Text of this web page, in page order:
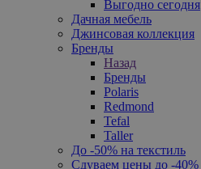
Выгодно сегодня
Дачная мебель
Джинсовая коллекция
Бренды
Назад
Бренды
Polaris
Redmond
Tefal
Taller
До -50% на текстиль
Сдуваем цены до -40%